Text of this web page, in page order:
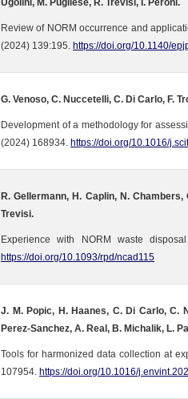
Ugolini, M. Pugliese, R. Trevisi, I. Peroni.
Review of NORM occurrence and
(2024) 139:195. https://doi.org/10.1140/
G. Venoso, C. Nuccetelli, C. Di Carlo, F.
Development of a methodology for
(2024) 168934. https://doi.org/10.1016/
R. Gellermann, H. Caplin, N.
Trevisi.
Experience with NORM waste
https://doi.org/10.1093/rpd/ncad115
J. M. Popic, H. Haanes, C. Di Carlo, C.
Perez-Sanchez, A. Real, B. Michalik, L.
Tools for harmonized data collection at
107954. https://doi.org/10.1016/